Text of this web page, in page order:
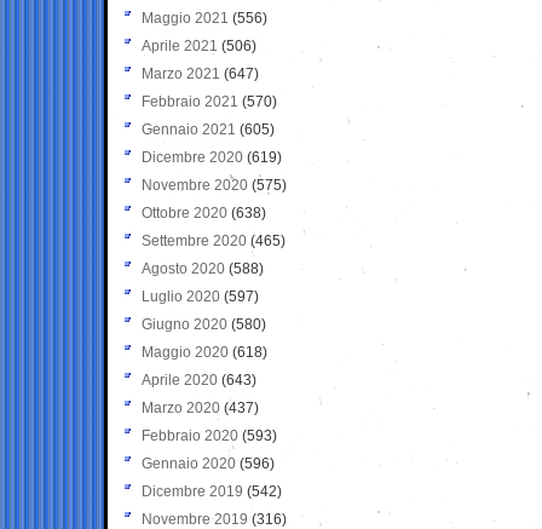
Maggio 2021 (556)
Aprile 2021 (506)
Marzo 2021 (647)
Febbraio 2021 (570)
Gennaio 2021 (605)
Dicembre 2020 (619)
Novembre 2020 (575)
Ottobre 2020 (638)
Settembre 2020(465)
Agosto 2020 (588)
Luglio 2020 (597)
Giugno 2020 (580)
Maggio 2020 (618)
Aprile 2020 (643)
Marzo 2020 (437)
Febbraio 2020 (593)
Gennaio 2020 (596)
Dicembre 2019 (542)
Novembre 2019 (316)